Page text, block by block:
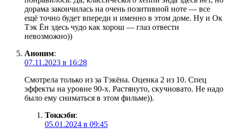
дорама закончилась на очень позитивной ноте — все
ещё точно будет впереди и именно в этом доме. Ну и Ок
Тэк Ён здесь чудо как хорош — глаз отвести
невозможно))
Аноним:
07.11.2023 в 16:28
Смотрела только из за Тэкёна. Оценка 2 из 10. Спец
эффекты на уровне 90-х. Растянуто, скучновато. Не надо
было ему сниматься в этом фильме)).
Токкэби:
05.01.2024 в 09:45